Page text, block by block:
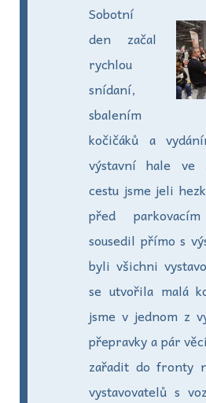
Sobotní
den začal
rychlou
snídaní,
sbalením
kočičáků a
výstavní hale ve
cestu jsme jeli
před
sousedil přímo s
byli všichni
se utvořila malá
jsme v jednom z
přepravky a pár
zařadit do fronty
vystavovatelů s